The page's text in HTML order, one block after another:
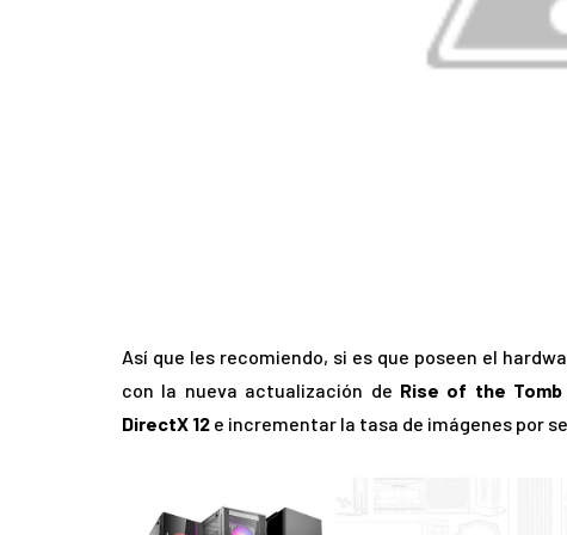
Así que les recomiendo, si es que poseen el
con la nueva actualización de Rise of the Tomb
DirectX 12 e incrementar la tasa de imágenes por